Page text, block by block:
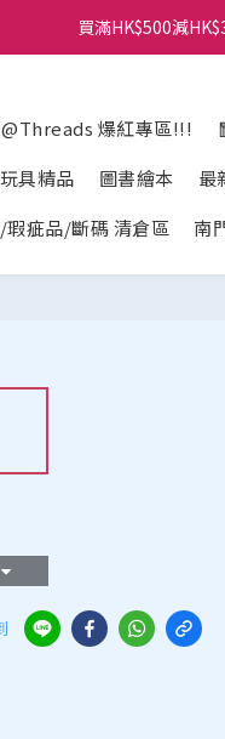
買滿HK$500減
@Threads 爆紅專區!!!
具精品 圖書繪本 最
疵品/斷碼 清倉區 南